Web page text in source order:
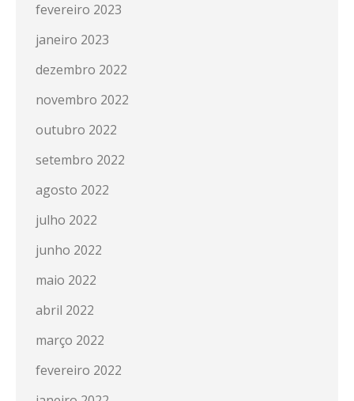
fevereiro 2023
janeiro 2023
dezembro 2022
novembro 2022
outubro 2022
setembro 2022
agosto 2022
julho 2022
junho 2022
maio 2022
abril 2022
março 2022
fevereiro 2022